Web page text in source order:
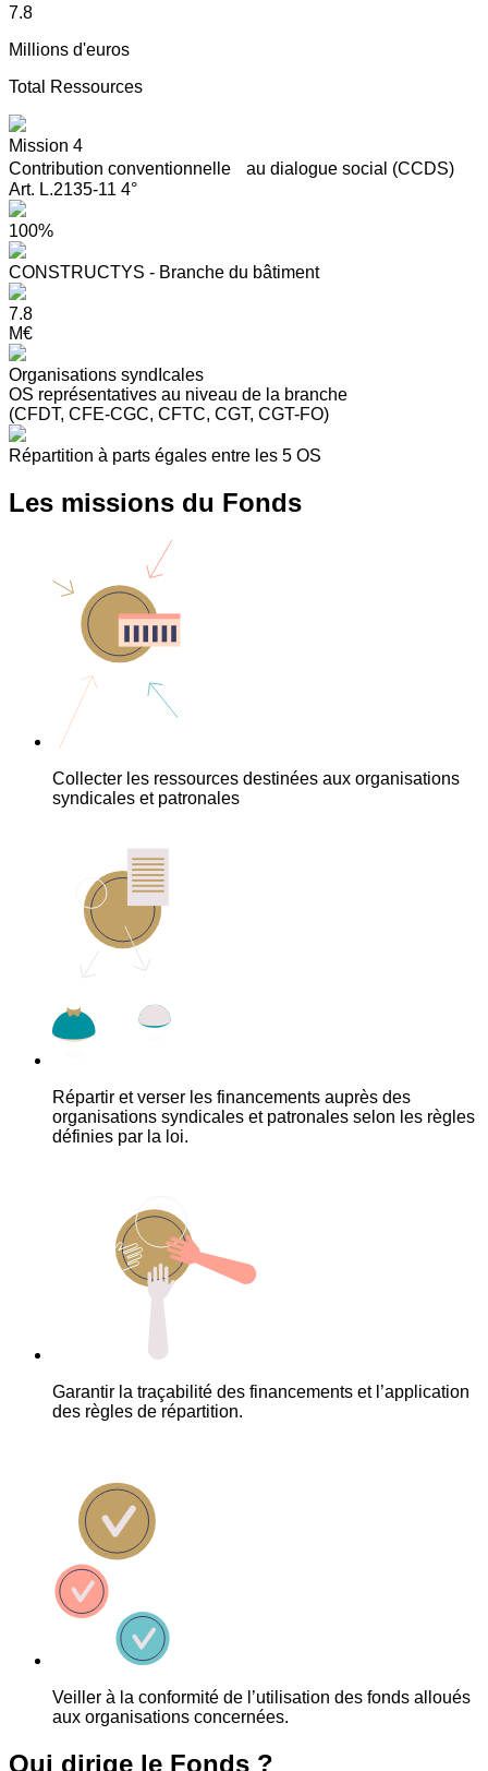
7.8
Millions d'euros
Total Ressources
Mission 4
Contribution conventionnelle au dialogue social (CCDS)
Art. L.2135-11 4°
100%
CONSTRUCTYS - Branche du bâtiment
7.8
M€
Organisations syndIcales
OS représentatives au niveau de la branche
(CFDT, CFE-CGC, CFTC, CGT, CGT-FO)
Répartition à parts égales entre les 5 OS
Les missions du Fonds
Collecter les ressources destinées aux organisations
syndicales et patronales
Répartir et verser les financements auprès des
organisations syndicales et patronales selon les règles
définies par la loi.
Garantir la traçabilité des financements et l’application
des règles de répartition.
Veiller à la conformité de l’utilisation des fonds alloués
aux organisations concernées.
Qui dirige le Fonds ?